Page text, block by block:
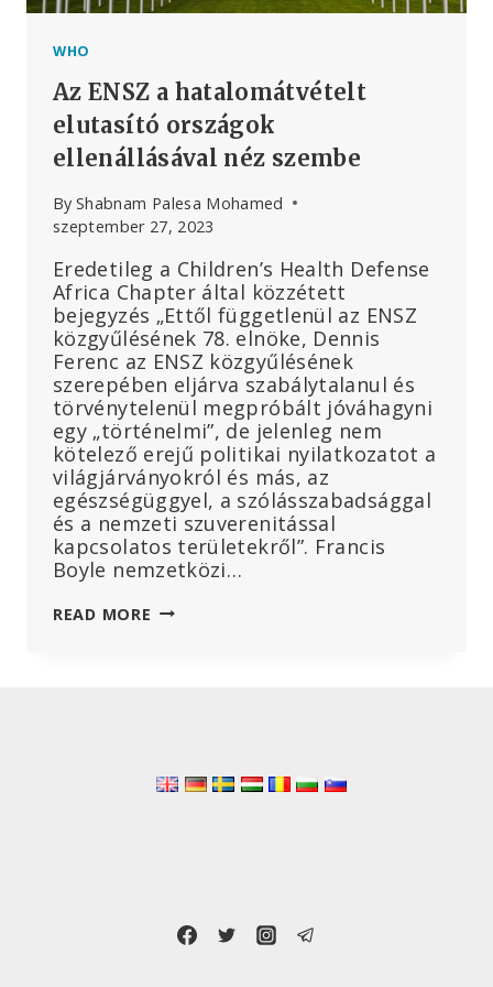
WHO
Az ENSZ a hatalomátvételt
elutasító országok
ellenállásával néz szembe
By Shabnam Palesa Mohamed
szeptember 27, 2023
Eredetileg a Children’s Health Defense
Africa Chapter által közzétett
bejegyzés „Ettől függetlenül az ENSZ
közgyűlésének 78. elnöke, Dennis
Ferenc az ENSZ közgyűlésének
szerepében eljárva szabálytalanul és
törvénytelenül megpróbált jóváhagyni
egy „történelmi”, de jelenleg nem
kötelező erejű politikai nyilatkozatot a
világjárványokról és más, az
egészségüggyel, a szólásszabadsággal
és a nemzeti szuverenitással
kapcsolatos területekről”. Francis
Boyle nemzetközi…
READ MORE AZ
NÉZ
SZEMBE